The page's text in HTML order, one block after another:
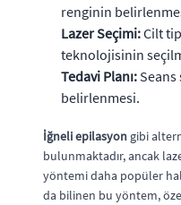
renginin
Lazer Seçimi:Cilt
teknolojisinin
Tedavi Planı: Seans
belirlenmesi.
İğneli epilasyon gibi
bulunmaktadır, ancak
yöntemi daha popüler
da bilinen bu yöntem,